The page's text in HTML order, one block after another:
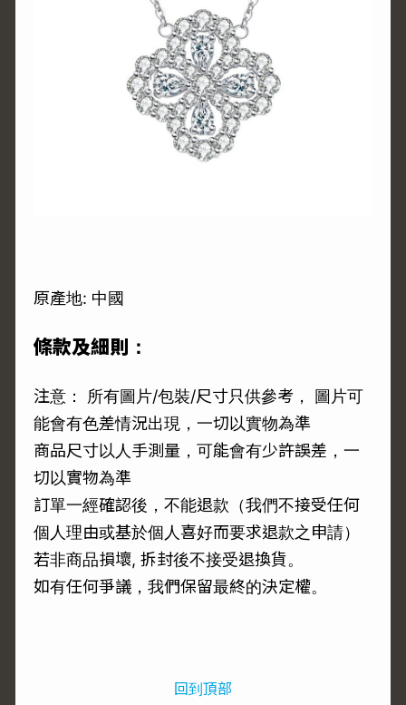
原產地: 中國
條款及細則：
注意： 所有圖片/包裝/尺寸只供參考， 圖片可
能會有色差情況出現，一切以實物為準
商品尺寸以人手測量，可能會有少許誤差，一
切以實物為準
訂單一經確認後，不能退款（我們不接受任何
個人理由或基於個人喜好而要求退款之申請）
若非商品損壞, 拆封後不接受退換貨。
如有任何爭議，我們保留最終的決定權。
回到頂部